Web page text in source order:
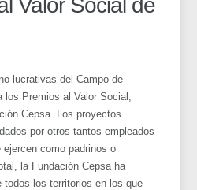
Valor Social de
lucrativas del Campo de
Premios al Valor Social,
Cepsa. Los proyectos
por otros tantos empleados
como padrinos o
la Fundación Cepsa ha
todos los territorios en los que